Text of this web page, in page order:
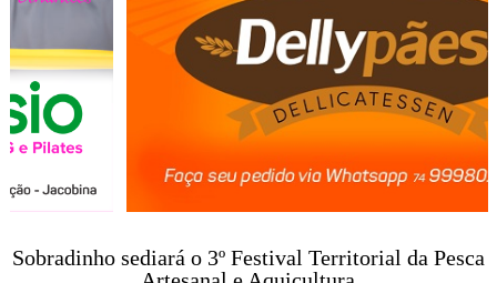
Sobradinho sediará o 3º Festival Territorial da Pesca